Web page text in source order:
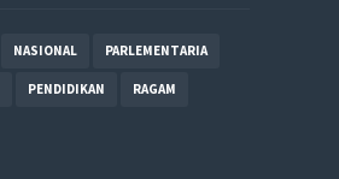
NASIONAL PARLEMENTARIA
PENDIDIKAN RAGAM